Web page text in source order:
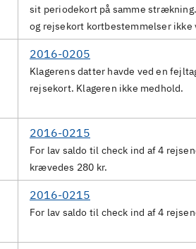
sit periodekort på samme
og rejsekort kortbestemmelser ikke
2016-0205
Klagerens datter havde ved en
rejsekort. Klageren ikke medhold.
2016-0215
For lav saldo til check ind af 4
krævedes 280 kr.
2016-0215
For lav saldo til check ind af 4